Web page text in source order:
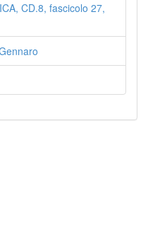
CD.8, fascicolo 27,